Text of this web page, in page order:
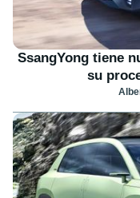
SsangYong tiene
su